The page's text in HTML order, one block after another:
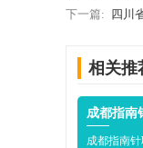
下一篇: 四川
相关推
成都指南
成都指南